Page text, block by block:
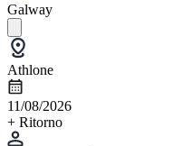
Galway
Athlone
11/08/2026
+ Ritorno